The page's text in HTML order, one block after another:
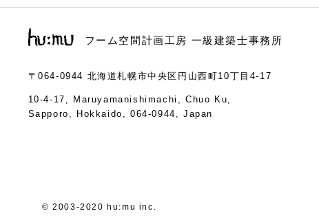
フーム空間計画工房 一級建築士事務所
〒064-0944 北海道札幌市中央区円山西町10丁目4-17
10-4-17, Maruyamanishimachi, Chuo Ku,
Sapporo, Hokkaido, 064-0944, Japan
© 2003-2020 hu:mu inc.